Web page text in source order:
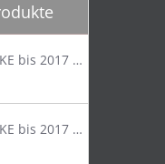
Mazda CX-5 KE bis 2017 Trittschutzleiste Edelstahl original
Mazda CX-5 KE bis 2017 Lastenträger Dachträger